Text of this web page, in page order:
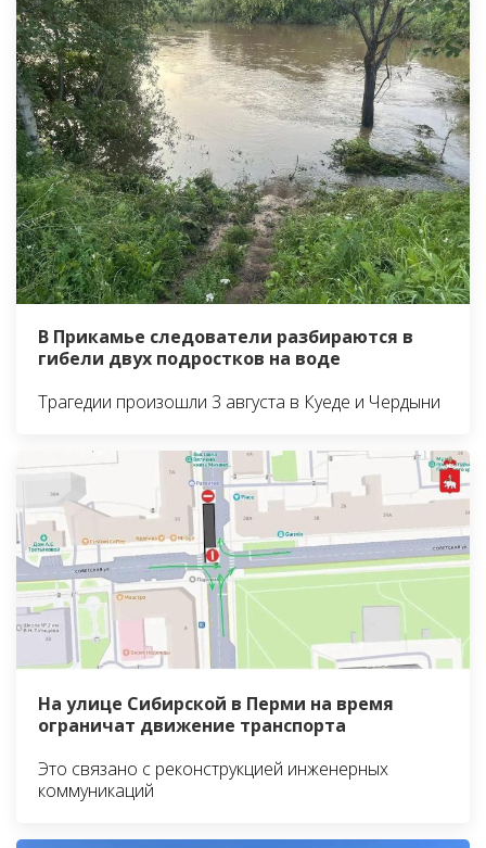
В Прикамье следователи разбираются в
гибели двух подростков на воде
Трагедии произошли 3 августа в Куеде и Чердыни
На улице Сибирской в Перми на время
ограничат движение транспорта
Это связано с реконструкцией инженерных
коммуникаций